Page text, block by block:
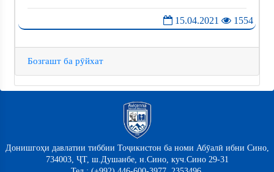
15.04.2021 1554
Бозгашт ба рӯйхат
Донишгоҳи давлатии тиббии Тоҷикистон ба номи Абӯалӣ ибни Сино,
734003, ҶТ, ш.Душанбе, н.Сино, куч.Сино 29-31